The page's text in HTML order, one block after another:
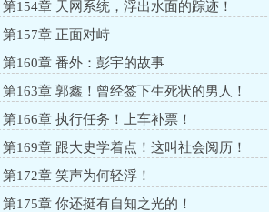
第154章 天网系统，浮出水面的踪迹！
第157章 正面对峙
第160章 番外：彭宇的故事
第163章 郭鑫！曾经签下生死状的男人！
第166章 执行任务！上车补票！
第169章 跟大史学着点！这叫社会阅历！
第172章 笑声为何轻浮！
第175章 你还挺有自知之光的！